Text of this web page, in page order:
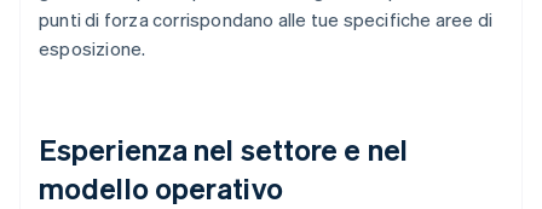
punti di forza corrispondano alle tue specifiche aree di
esposizione.
Esperienza nel settore e nel
modello operativo